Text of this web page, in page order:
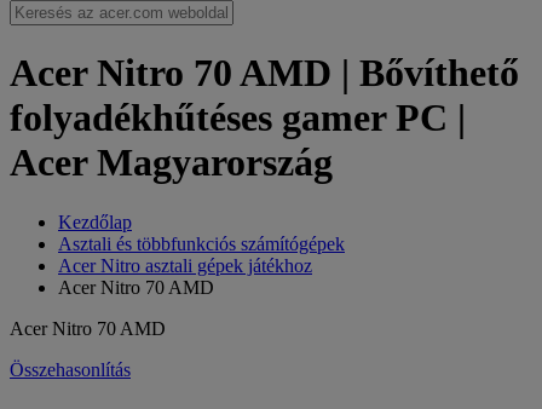
Acer Nitro 70 AMD | Bővíthető
folyadékhűtéses gamer PC |
Acer Magyarország
Kezdőlap
Asztali és többfunkciós számítógépek
Acer Nitro asztali gépek játékhoz
Acer Nitro 70 AMD
Acer Nitro 70 AMD
Összehasonlítás